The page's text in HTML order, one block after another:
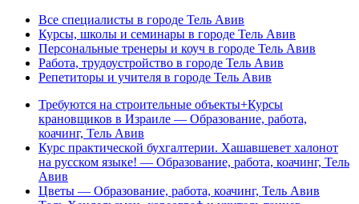
Все специалисты в городе Тель Авив
Курсы, школы и семинары в городе Тель Авив
Персональные тренеры и коуч в городе Тель Авив
Работа, трудоустройство в городе Тель Авив
Репетиторы и учителя в городе Тель Авив
Требуются на строительные объекты+Курсы
крановщиков в Израиле — Образование, работа,
коачинг, Тель Авив
Курс практической бухгалтерии. Хашавшевет халонот
на русском языке! — Образование, работа, коачинг, Тель
Авив
Цветы — Образование, работа, коачинг, Тель Авив